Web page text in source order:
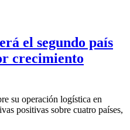
el segundo país
crecimiento
su operación logística en
positivas sobre cuatro países,